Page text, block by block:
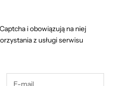
i obowiązują na niej
z usługiserwisu